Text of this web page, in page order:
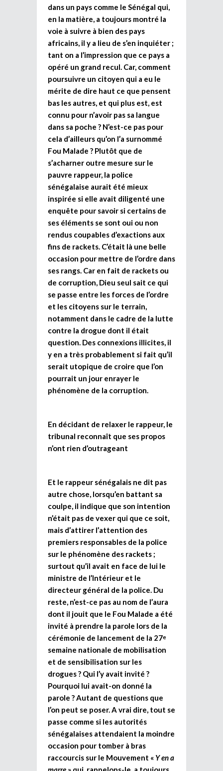
dans un pays comme le Sénégal qui,
en la matière, a toujours montré la
voie à suivre à bien des pays
africains, il y a lieu de s’en inquiéter ;
tant on a l’impression que ce pays a
opéré un grand recul. Car, comment
poursuivre un citoyen qui a eu le
mérite de dire haut ce que pensent
bas les autres, et qui plus est, est
connu pour n’avoir pas sa langue
dans sa poche ? N’est-ce pas pour
cela d’ailleurs qu’on l’a surnommé
Fou Malade ? Plutôt que de
s’acharner outre mesure sur le
pauvre rappeur, la police
sénégalaise aurait été mieux
inspirée si elle avait diligenté une
enquête pour savoir si certains de
ses éléments se sont oui ou non
rendus coupables d’exactions aux
fins de rackets. C’était là une belle
occasion pour mettre de l’ordre dans
ses rangs. Car en fait de rackets ou
de corruption, Dieu seul sait ce qui
se passe entre les forces de l’ordre
et les citoyens sur le terrain,
notamment dans le cadre de la lutte
contre la drogue dont il était
question. Des connexions illicites, il
y en a très probablement si fait qu’il
serait utopique de croire que l’on
pourrait un jour enrayer le
phénomène de la corruption.
En décidant de relaxer le rappeur, le
tribunal reconnaît que ses propos
n’ont rien d’outrageant
Et le rappeur sénégalais ne dit pas
autre chose, lorsqu’en battant sa
coulpe, il indique que son intention
n’était pas de vexer qui que ce soit,
mais d’attirer l’attention des
premiers responsables de la police
sur le phénomène des rackets ;
surtout qu’il avait en face de lui le
ministre de l’Intérieur et le
directeur général de la police. Du
reste, n’est-ce pas au nom de l’aura
dont il jouit que le Fou Malade a été
invité à prendre la parole lors de la
cérémonie de lancement de la 27e
semaine nationale de mobilisation
et de sensibilisation sur les
drogues ? Qui l’y avait invité ?
Pourquoi lui avait-on donné la
parole ? Autant de questions que
l’on peut se poser. A vrai dire, tout se
passe comme si les autorités
sénégalaises attendaient la moindre
occasion pour tomber à bras
raccourcis sur le Mouvement « Y en a